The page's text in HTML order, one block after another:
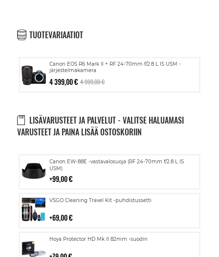
TUOTEVARIAATIOT
Canon EOS R6 Mark II + RF 24-70mm f/2.8 L IS USM -
järjestelmäkamera
4 399,00 € 4 999,00 €
LISÄVARUSTEET JA PALVELUT - VALITSE HALUAMASI
VARUSTEET JA PAINA LISÄÄ OSTOSKORIIN
Canon EW-88E -vastavalosuoja (RF 24-70mm f/2.8 L IS
USM)
99,00 €
Lisää
ostoskoriin
VSGO Cleaning Travel Kit -puhdistussetti
69,00 €
Lisää
Hoya Protector HD Mk II 82mm -suodin
Lisää